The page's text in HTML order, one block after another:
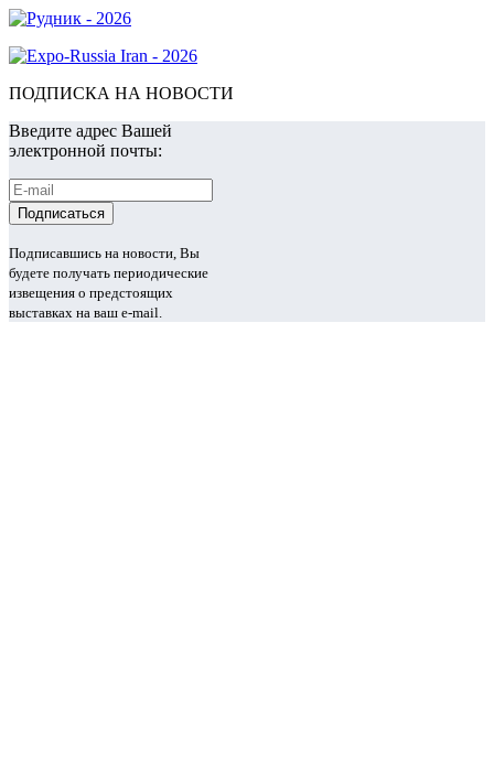
ПОДПИСКА НА НОВОСТИ
Введите адрес Вашей
электронной почты:
Подписавшись на новости, Вы
будете получать периодические
извещения о предстоящих
выставках на ваш e-mail.